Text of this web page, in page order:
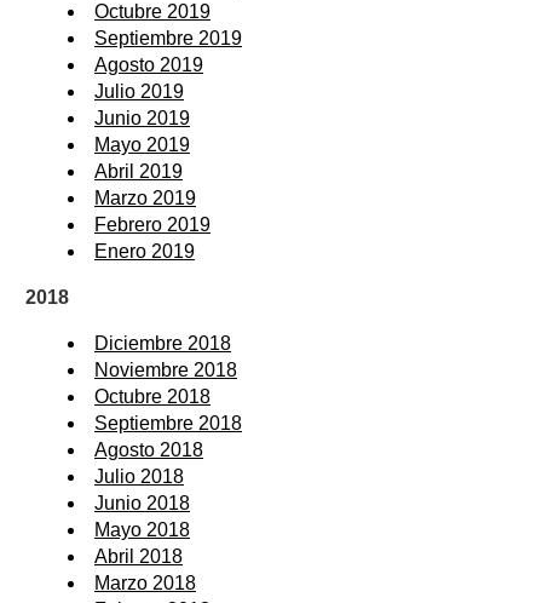
Octubre 2019
Septiembre 2019
Agosto 2019
Julio 2019
Junio 2019
Mayo 2019
Abril 2019
Marzo 2019
Febrero 2019
Enero 2019
2018
Diciembre 2018
Noviembre 2018
Octubre 2018
Septiembre 2018
Agosto 2018
Julio 2018
Junio 2018
Mayo 2018
Abril 2018
Marzo 2018